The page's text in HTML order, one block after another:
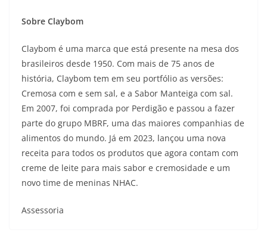
Sobre Claybom
Claybom é uma marca que está presente na mesa dos
brasileiros desde 1950. Com mais de 75 anos de
história, Claybom tem em seu portfólio as versões:
Cremosa com e sem sal, e a Sabor Manteiga com sal.
Em 2007, foi comprada por Perdigão e passou a fazer
parte do grupo MBRF, uma das maiores companhias de
alimentos do mundo. Já em 2023, lançou uma nova
receita para todos os produtos que agora contam com
creme de leite para mais sabor e cremosidade e um
novo time de meninas NHAC.
Assessoria